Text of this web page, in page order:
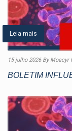
Leia mais
15 julho 2026 By Moacyr
BOLETIM